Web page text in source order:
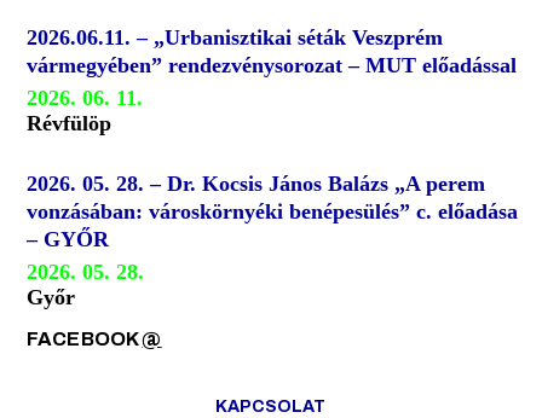
2026.06.11. – „Urbanisztikai séták Veszprém
vármegyében” rendezvénysorozat – MUT előadással
2026. 06. 11.
Révfülöp
2026. 05. 28. – Dr. Kocsis János Balázs „A perem
vonzásában: városkörnyéki benépesülés” c. előadása
– GYŐR
2026. 05. 28.
Győr
FACEBOOK@
KAPCSOLAT